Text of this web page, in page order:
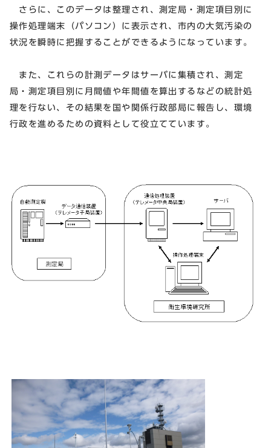
さらに、このデータは整理され、測定局・測定項目別に
操作処理端末（パソコン）に表示され、市内の大気汚染の
状況を瞬時に把握することができるようになっています。
また、これらの計測データはサーバに集積され、測定
局・測定項目別に月間値や年間値を算出するなどの統計処
理を行ない、その結果を国や関係行政部局に報告し、環境
行政を進めるための資料として役立てています。